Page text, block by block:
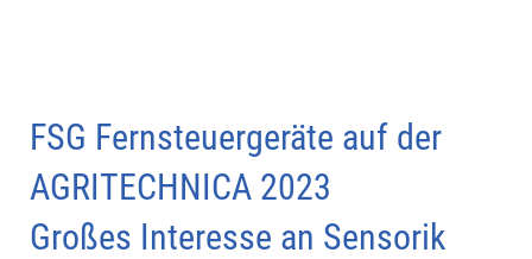
FSG Fernsteuergeräte auf der
AGRITECHNICA 2023
Großes Interesse an Sensorik